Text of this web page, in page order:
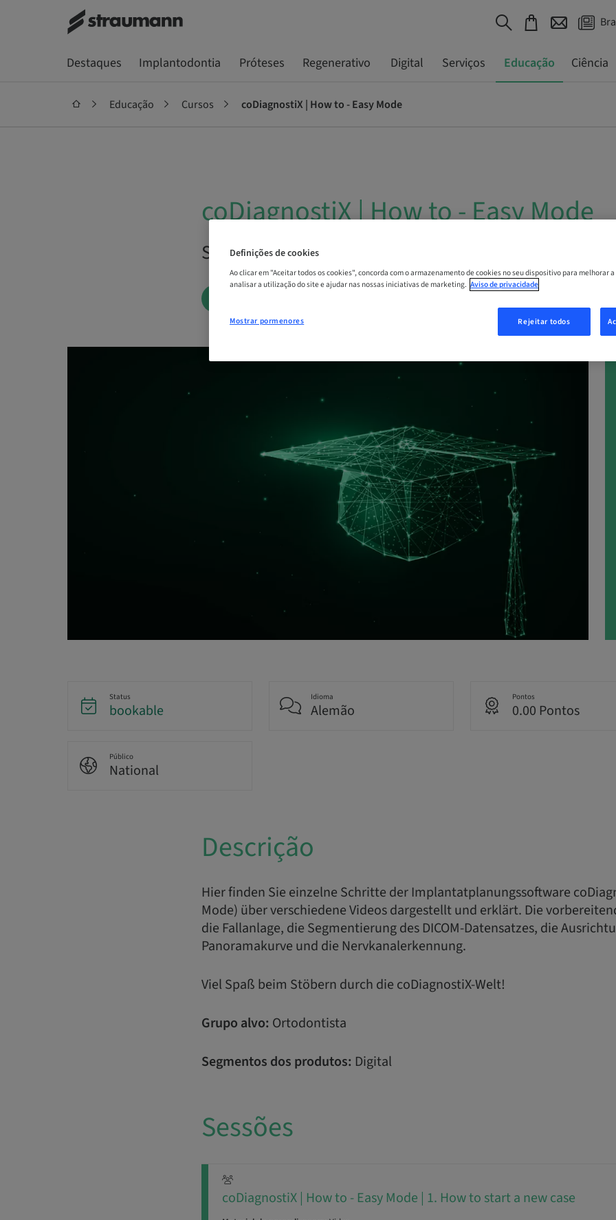
Destaques Implantodontia Próteses Regenerativo Digital Serviços Educação Ciência
Educação Cursos coDiagnostiX | How to - Easy Mode
coDiagnostiX | How to - Easy Mode
Sob demanda | Online
Status
bookable
Idioma
Alemão
Pontos
0.00 Pontos
Público
National
Descrição
Hier finden Sie einzelne Schritte der Implantatplanungssoftware
Mode) über verschiedene Videos dargestellt und erklärt. Die
die Fallanlage, die Segmentierung des DICOM-Datensatzes, die
Panoramakurve und die Nervkanalerkennung.
Viel Spaß beim Stöbern durch die coDiagnostiX-Welt!
Grupo alvo: Ortodontista
Segmentos dos produtos: Digital
Sessões
coDiagnostiX | How to - Easy Mode | 1. How to start a new case
Definições de cookies
Ao clicar em "Aceitar todos os cookies", concorda com o armazenamento de cookies no seu dispositivo para melhorar
analisar a utilização do site e ajudar nas nossas iniciativas de marketing. Aviso de privacidade
Rejeitar todos
Mostrar pormenores